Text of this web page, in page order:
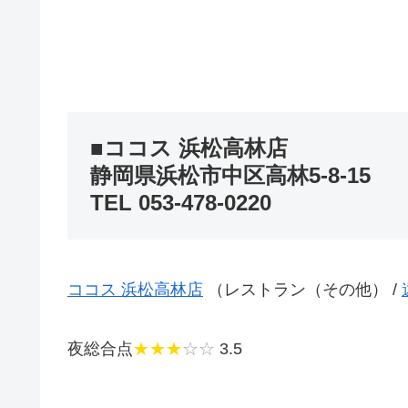
■ココス 浜松高林店
静岡県浜松市中区高林5-8-15
TEL 053-478-0220
ココス 浜松高林店 （レストラン（その他） /
夜総合点★★★☆☆ 3.5